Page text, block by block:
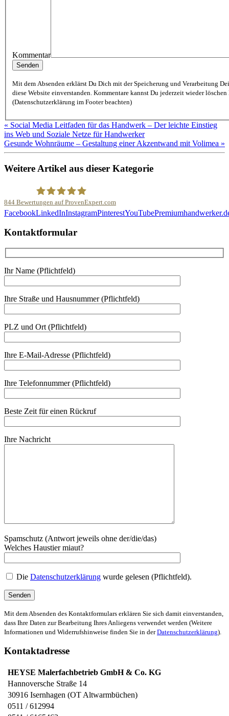
Kommentar
Mit dem Absenden erklärst Du Dich mit der Speicherung und Verarbeitung
diese Website einverstanden. Kommentare kannst Du jederzeit wieder löschen lassen
(Datenschutzerklärung im Footer beachten)
« Social Media Leitfaden für das Handwerk – Der leichte Einstieg
ins Web und Soziale Netze für Handwerker
Gesunde Wohnräume – Gestaltung einer Akzentwand mit Volimea »
Weitere Artikel aus dieser Kategorie
844 Bewertungen auf ProvenExpert.com
FacebookLinkedInInstagramPinterestYouTube
Kontaktformular
Ihr Name (Pflichtfeld)
Ihre Straße und Hausnummer (Pflichtfeld)
PLZ und Ort (Pflichtfeld)
Ihre E-Mail-Adresse (Pflichtfeld)
Ihre Telefonnummer (Pflichtfeld)
Beste Zeit für einen Rückruf
Ihre Nachricht
Spamschutz (Antwort jeweils ohne der/die/das)
Welches Haustier miaut?
Die Datenschutzerklärung wurde gelesen (Pflichtfeld).
Mit dem Absenden des Kontaktformulars erklären Sie sich damit einverstanden,
dass Ihre Daten zur Bearbeitung Ihres Anliegens verwendet werden (Weitere
Informationen und Widerrufshinweise finden Sie in derDatenschutzerklärung).
Kontaktadresse
HEYSE Malerfachbetrieb GmbH & Co. KG
Hannoversche Straße 14
30916 Isernhagen (OT Altwarmbüchen)
0511 / 612994